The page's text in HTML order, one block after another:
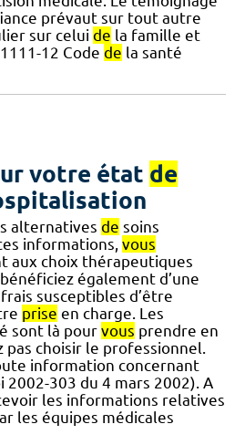
prévaut sur tout autre
sur celui de la famille et
12 Code de la santé
votre état de
alternatives de soins
informations, vous
aux choix thérapeutiques
bénéficiez également d’une
susceptibles d’être
prise en charge. Les
sont là pour vous prendre en
pas choisir le professionnel.
information concernant
2002-303 du 4 mars 2002). A
les informations relatives
les équipes médicales